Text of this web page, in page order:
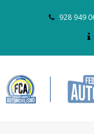
928 949